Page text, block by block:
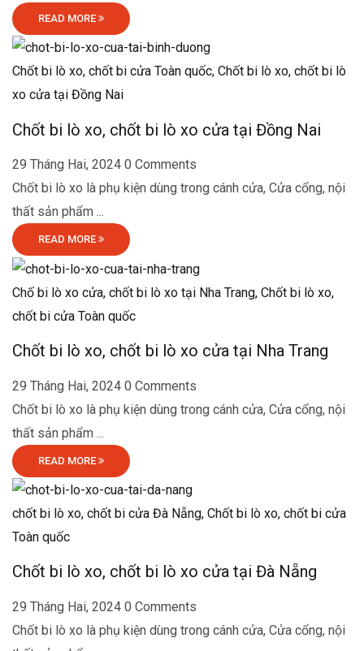
READ MORE
Chốt bi lò xo, chốt bi cửa Toàn quốc, Chốt bi lò xo, chốt bi lò
xo cửa tại Đồng Nai
Chốt bi lò xo, chốt bi lò xo cửa tại Đồng Nai
29 Tháng Hai, 2024 0 Comments
Chốt bi lò xo là phụ kiện dùng trong cánh cửa, Cửa cổng, nội
thất sản phẩm ...
READ MORE
Chố bi lò xo cửa, chốt bi lò xo tại Nha Trang, Chốt bi lò xo,
chốt bi cửa Toàn quốc
Chốt bi lò xo, chốt bi lò xo cửa tại Nha Trang
29 Tháng Hai, 2024 0 Comments
Chốt bi lò xo là phụ kiện dùng trong cánh cửa, Cửa cổng, nội
thất sản phẩm ...
READ MORE
chốt bi lò xo, chốt bi cửa Đà Nẵng, Chốt bi lò xo, chốt bi cửa
Toàn quốc
Chốt bi lò xo, chốt bi lò xo cửa tại Đà Nẵng
29 Tháng Hai, 2024 0 Comments
Chốt bi lò xo là phụ kiện dùng trong cánh cửa, Cửa cổng, nội